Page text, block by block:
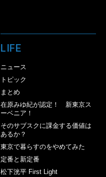
LIFE
ニュース
トピック
まとめ
在原みゆ紀が認定！ 新東京ス
ーベニア！
そのサブスクに課金する価値は
あるか？
東京で暮らすのをやめてみた
定番と新定番
松下洸平 First Light